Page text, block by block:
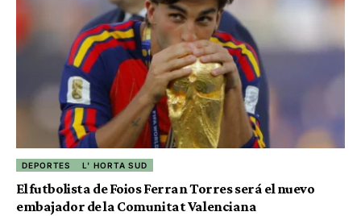
DEPORTES L' HORTA SUD
El futbolista de Foios Ferran Torres será el nuevo
embajador de la Comunitat Valenciana